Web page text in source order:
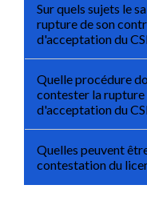
Sur quels sujets le
rupture de son
d'acceptation du
Quelle procédure
contester la rupture
d'acceptation du
Quelles peuvent
contestation du